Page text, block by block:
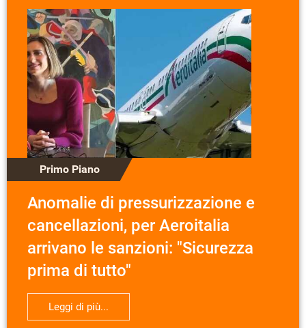
Primo Piano
Anomalie di pressurizzazione e
cancellazioni, per Aeroitalia
arrivano le sanzioni: "Sicurezza
prima di tutto"
Leggi di più...